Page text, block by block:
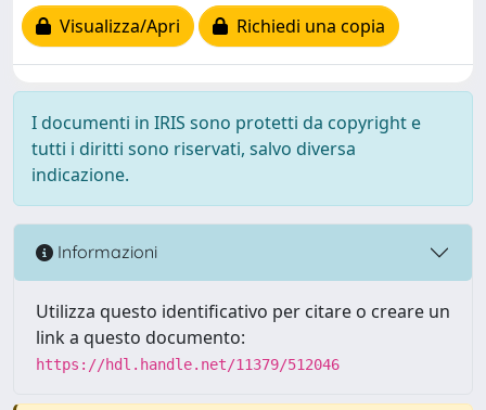
Visualizza/Apri
Richiedi una copia
I documenti in IRIS sono protetti da copyright e
tutti i diritti sono riservati, salvo diversa
indicazione.
Informazioni
Utilizza questo identificativo per citare o creare un
link a questo documento:
https://hdl.handle.net/11379/512046